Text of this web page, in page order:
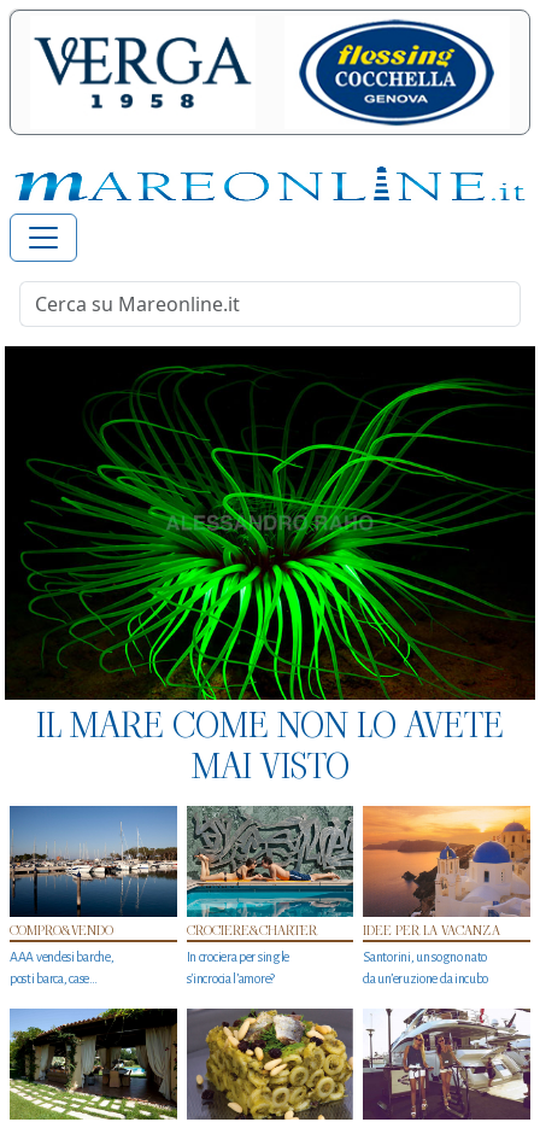
IL MARE COME NON LO AVETE
MAI VISTO
COMPRO&VENDO
AAA vendesi barche,
posti barca, case…
CROCIERE&CHARTER
In crociera per single
s'incrocia l’amore?
IDEE PER LA VACANZA
Santorini, un sogno nato
da un’eruzione da incubo